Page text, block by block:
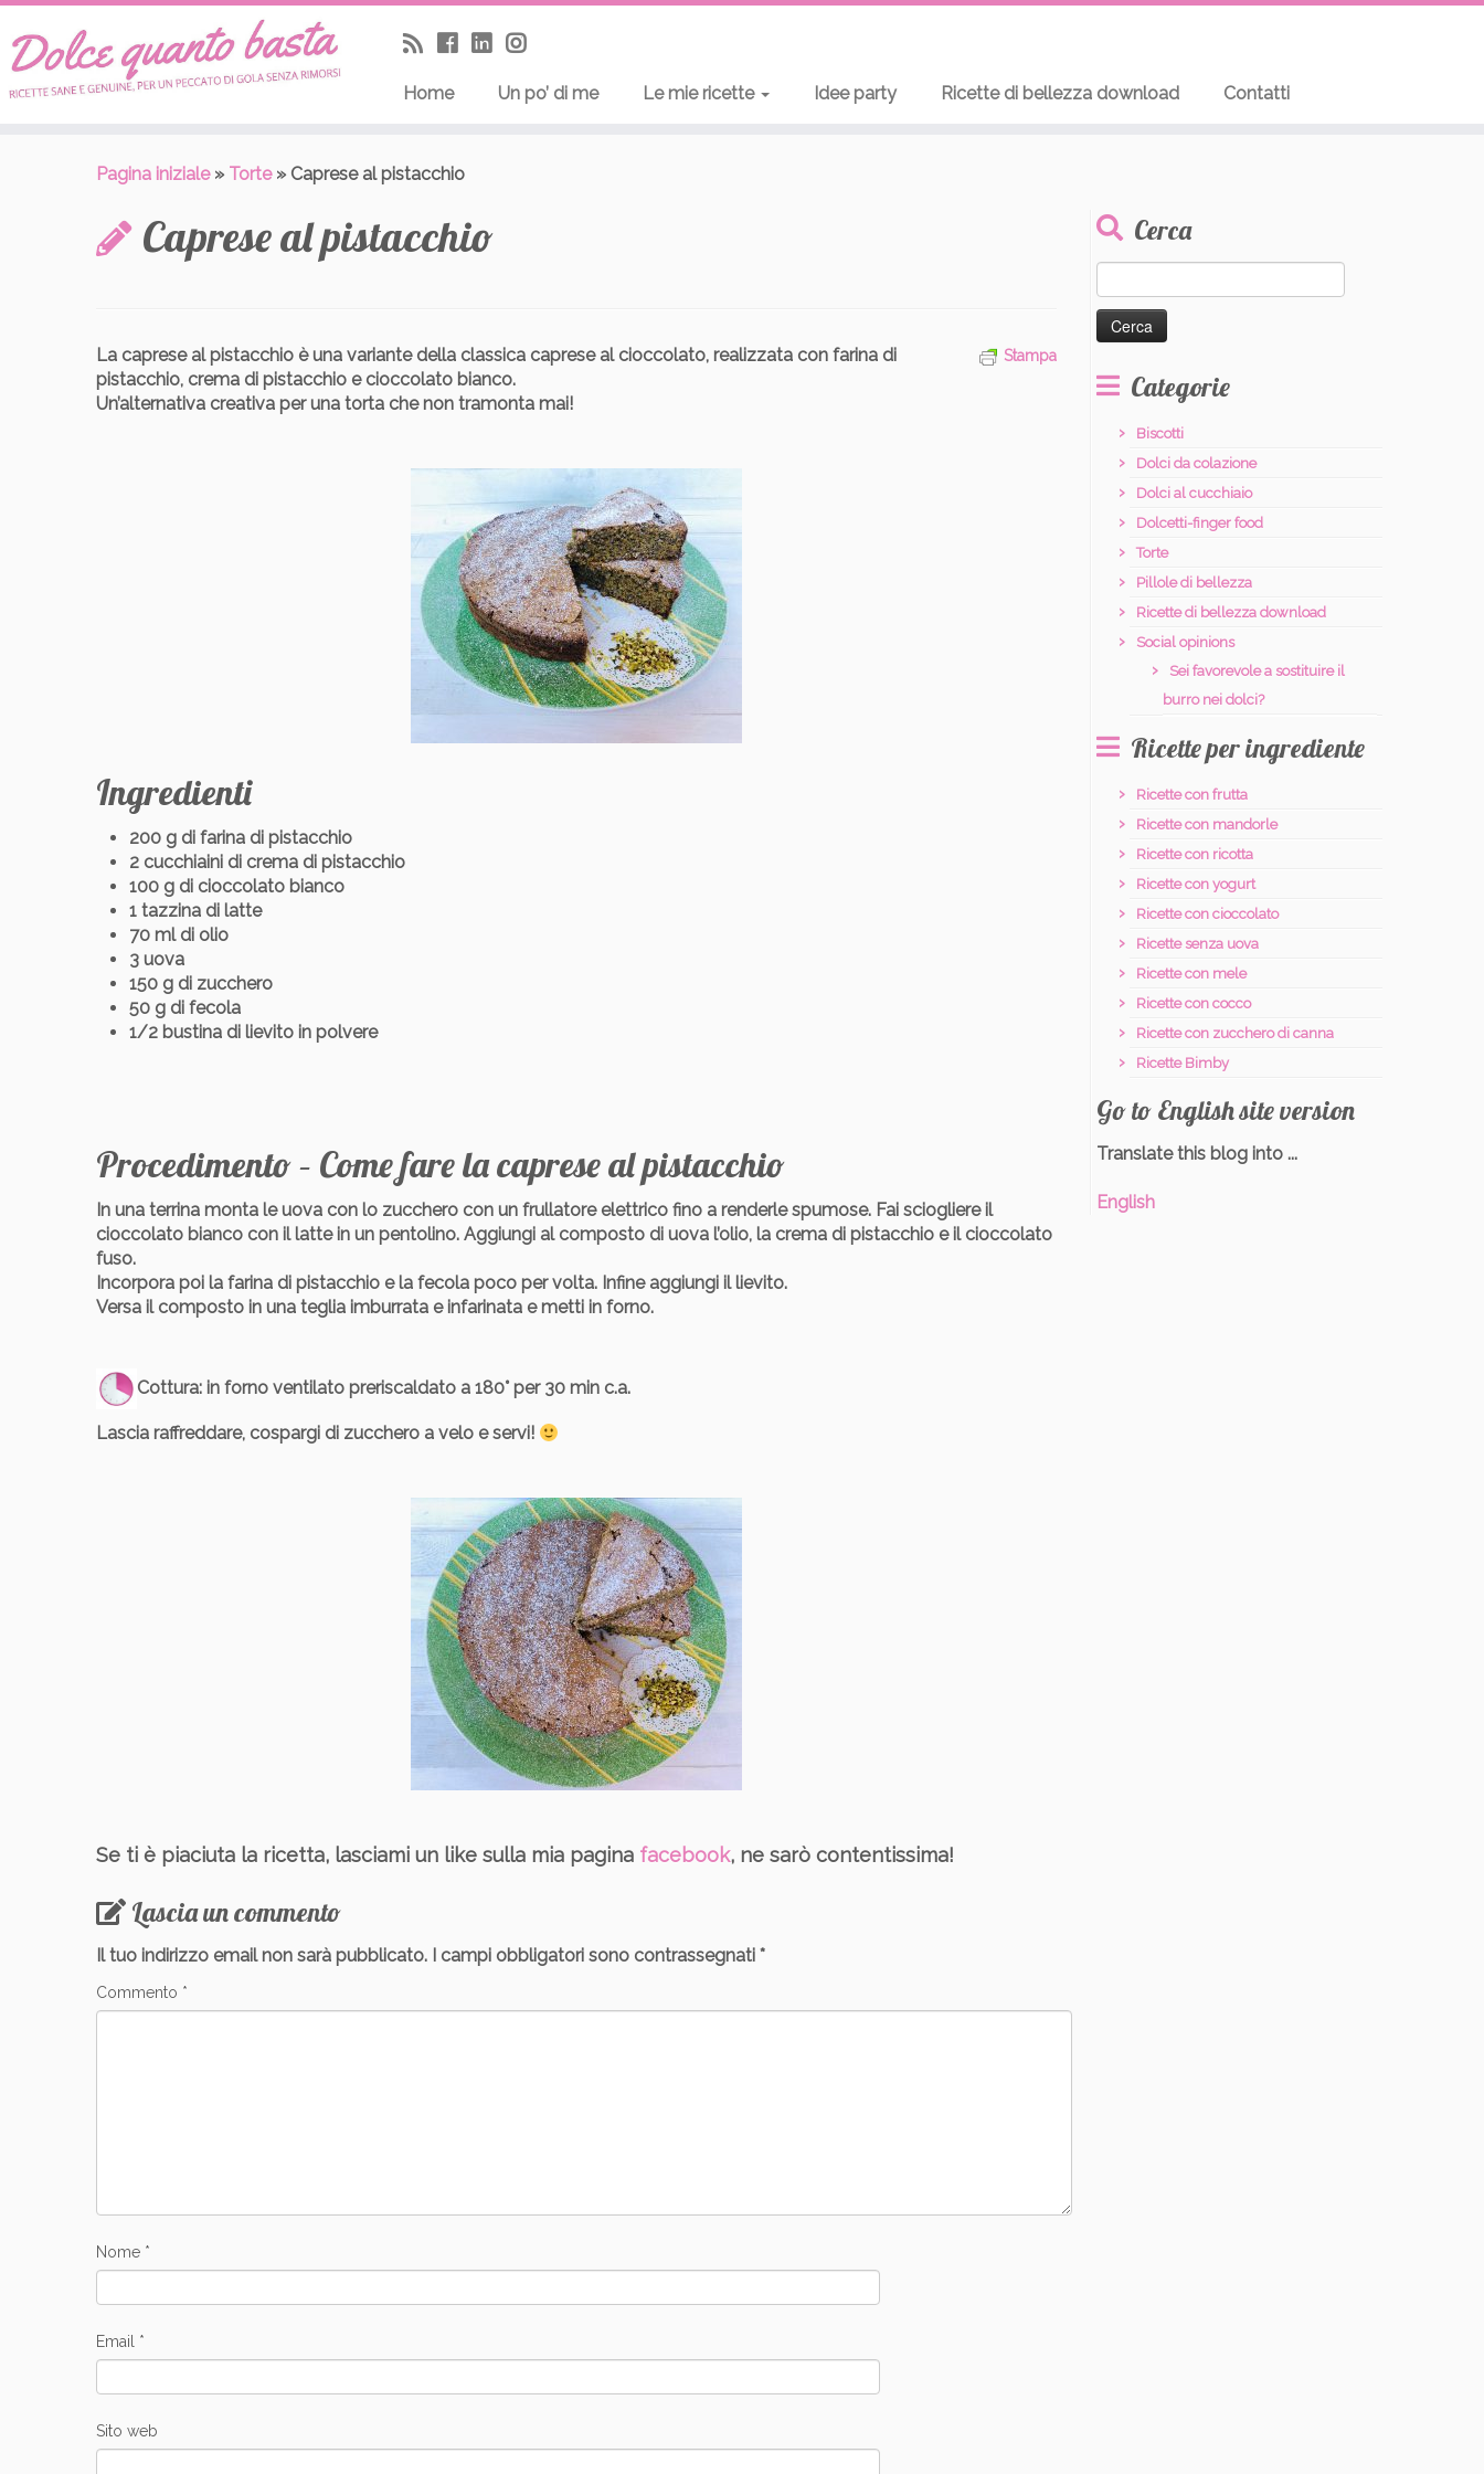
Skip
to
content
Home
Un po’ di me Le mie ricette Idee party Ricette di bellezza download Contatti
Pagina iniziale » Torte » Caprese al pistacchio
Caprese al pistacchio
Stampa
La caprese al pistacchio è una variante della classica caprese al cioccolato, realizzata con farina di
pistacchio, crema di pistacchio e cioccolato bianco.
Un’alternativa creativa per una torta che non tramonta mai!
Ingredienti
200 g di farina di pistacchio
2 cucchiaini di crema di pistacchio
100 g di cioccolato bianco
1 tazzina di latte
70 ml di olio
3 uova
150 g di zucchero
50 g di fecola
1/2 bustina di lievito in polvere
Procedimento – Come fare la caprese al pistacchio
In una terrina monta le uova con lo zucchero con un frullatore elettrico fino a renderle spumose. Fai sciogliere il
cioccolato bianco con il latte in un pentolino. Aggiungi al composto di uova l’olio, la crema di pistacchio e il cioccolato
fuso.
Incorpora poi la farina di pistacchio e la fecola poco per volta. Infine aggiungi il lievito.
Versa il composto in una teglia imburrata e infarinata e metti in forno.
Cottura: in forno ventilato preriscaldato a 180° per 30 min c.a.
Lascia raffreddare, cospargi di zucchero a velo e servi!
Se ti è piaciuta la ricetta, lasciami un like sulla mia pagina facebook, ne sarò contentissima!
Lascia un commento
Il tuo indirizzo email non sarà pubblicato. I campi obbligatori sono contrassegnati *
Commento *
Nome *
Email *
Sito web
Cerca
per:
Categorie
Biscotti
Dolci da colazione
Dolci al cucchiaio
Dolcetti-finger food
Torte
Pillole di bellezza
Ricette di bellezza download
Social opinions
Sei favorevole a sostituire il
burro nei dolci?
Ricette per ingrediente
Ricette con frutta
Ricette con mandorle
Ricette con ricotta
Ricette con yogurt
Ricette con cioccolato
Ricette senza uova
Ricette con mele
Ricette con cocco
Ricette con zucchero di canna
Ricette Bimby
Go to English site version
Translate this blog into ...
English